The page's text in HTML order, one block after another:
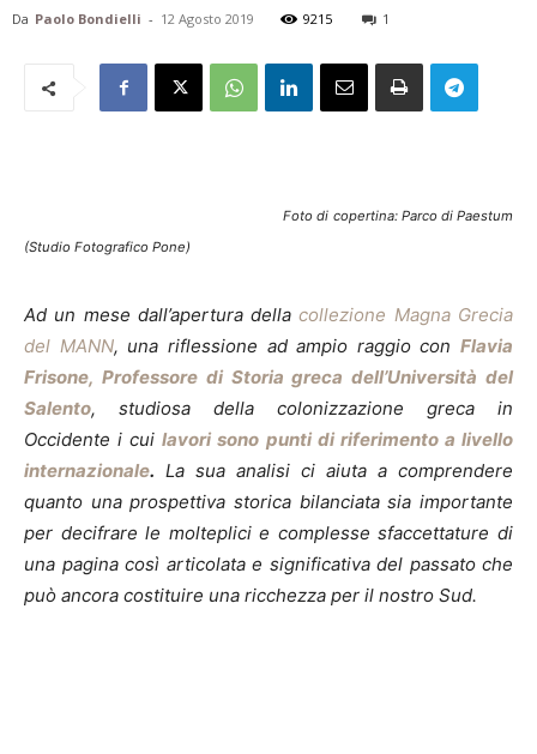
Da Paolo Bondielli - 12 Agosto 2019 9215 1
Foto di copertina: Parco di Paestum
(Studio Fotografico Pone)
Ad un mese dall’apertura dellacollezione Magna Grecia
del MANN, una riflessione ad ampio raggio con Flavia
Frisone, Professore di Storia greca dell’Università del
Salento, studiosa della colonizzazione greca in
Occidente i cuilavori sono punti di riferimento a livello
internazionale. La sua analisi ci aiuta a comprendere
quanto una prospettiva storica bilanciata sia importante
per decifrare le molteplici e complesse sfaccettature di
una pagina così articolata e significativa del passato che
può ancora costituire una ricchezza per il nostro Sud.